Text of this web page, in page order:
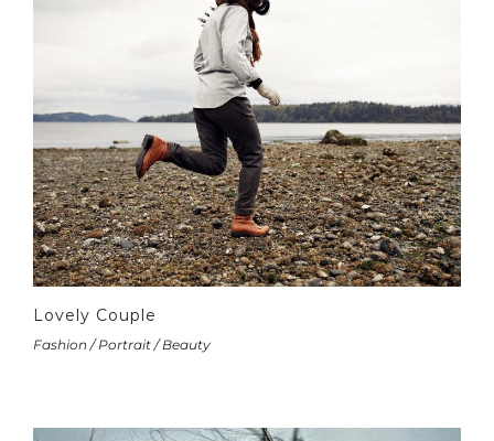
Lovely Couple
Fashion / Portrait / Beauty